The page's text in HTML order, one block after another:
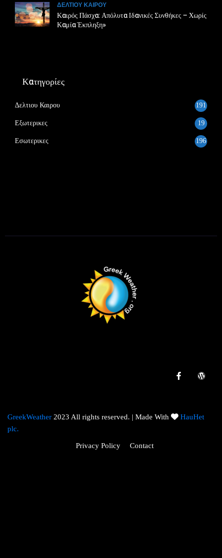
ΔΕΛΤΙΟΥ ΚΑΙΡΟΥ
Καιρός Πάσχα: Απόλυτα Ιδανικές Συνθήκες – Χωρίς
Καμία Έκπληξη»
Κατηγορίες
Δελτιου Καιρου 191
Εξωτερικες 19
Εσωτερικες 196
GreekWeather 2023 All rights reserved. | Made With
HauHet
plc.
Privacy Policy Contact